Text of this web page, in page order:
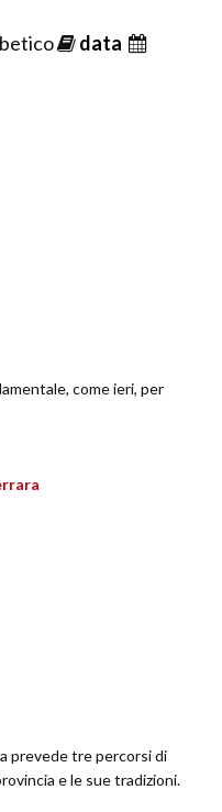
data
come ieri, per
prevede tre percorsi di
e le sue tradizioni.